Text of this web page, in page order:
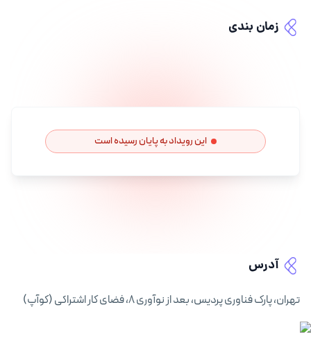
زمان بندی
این رویداد به پایان رسیده است
آدرس
تهران، پارک فناوری پردیس، بعد از نوآوری ۸، فضای کار اشتراکی (کوآپ)